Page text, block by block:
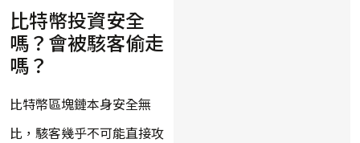
比特幣投資安全
嗎？會被駭客偷走
嗎？
比特幣區塊鏈本身安全無
比，駭客幾乎不可能直接攻